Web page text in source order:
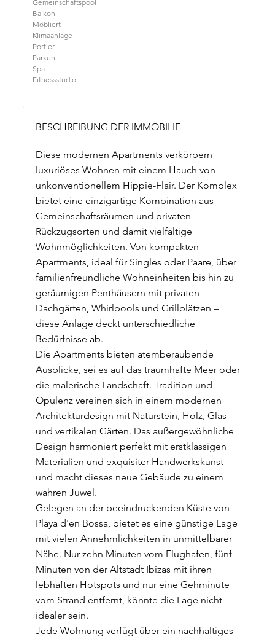
Gemeinschaftspool
Balkon
Möbliert
Klimaanlage
Portier
Parken
Spa
Fitnessstudio
BESCHREIBUNG DER IMMOBILIE
Diese modernen Apartments verkörpern
luxuriöses Wohnen mit einem Hauch von
unkonventionellem Hippie-Flair. Der Komplex
bietet eine einzigartige Kombination aus
Gemeinschaftsräumen und privaten
Rückzugsorten und damit vielfältige
Wohnmöglichkeiten. Von kompakten
Apartments, ideal für Singles oder Paare, über
familienfreundliche Wohneinheiten bis hin zu
geräumigen Penthäusern mit privaten
Dachgärten, Whirlpools und Grillplätzen –
diese Anlage deckt unterschiedliche
Bedürfnisse ab.
Die Apartments bieten atemberaubende
Ausblicke, sei es auf das traumhafte Meer oder
die malerische Landschaft. Tradition und
Opulenz vereinen sich in einem modernen
Architekturdesign mit Naturstein, Holz, Glas
und vertikalen Gärten. Das außergewöhnliche
Design harmoniert perfekt mit erstklassigen
Materialien und exquisiter Handwerkskunst
und macht dieses neue Gebäude zu einem
wahren Juwel.
Gelegen an der beeindruckenden Küste von
Playa d'en Bossa, bietet es eine günstige Lage
mit vielen Annehmlichkeiten in unmittelbarer
Nähe. Nur zehn Minuten vom Flughafen, fünf
Minuten von der Altstadt Ibizas mit ihren
lebhaften Hotspots und nur eine Gehminute
vom Strand entfernt, könnte die Lage nicht
idealer sein.
Jede Wohnung verfügt über ein nachhaltiges